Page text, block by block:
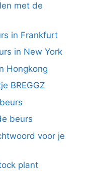
met de
in Frankfurt
in New York
Hongkong
BREGGZ
beurs
voor je
plant